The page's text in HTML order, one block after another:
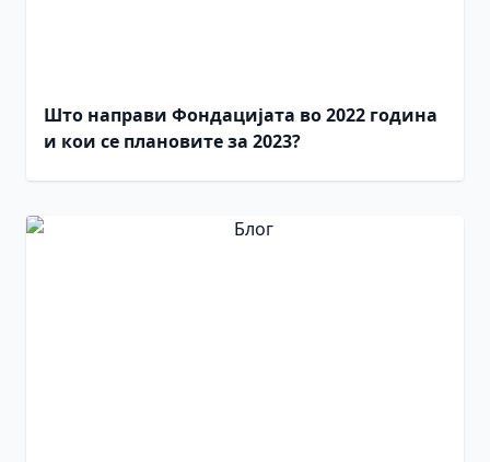
Што направи Фондацијата во 2022 година
и кои се плановите за 2023?